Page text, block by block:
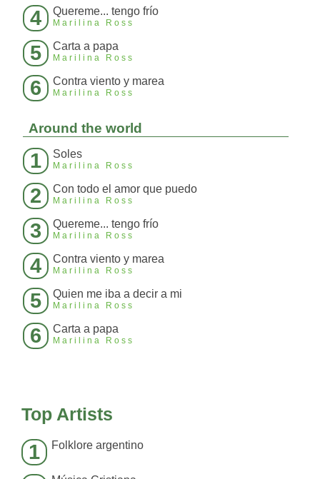
4 Quereme... tengo frío
Marilina Ross
5 Carta a papa
Marilina Ross
6 Contra viento y marea
Marilina Ross
Around the world
1 Soles
Marilina Ross
2 Con todo el amor que puedo
Marilina Ross
3 Quereme... tengo frío
Marilina Ross
4 Contra viento y marea
Marilina Ross
5 Quien me iba a decir a mi
Marilina Ross
6 Carta a papa
Marilina Ross
Top Artists
1 Folklore argentino